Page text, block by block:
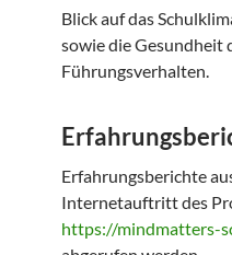
Blick auf das
sowie die Gesundheit
Führungsverhalten.
Erfahrungsberichte
Internetauftritt des
https://mindmatters-